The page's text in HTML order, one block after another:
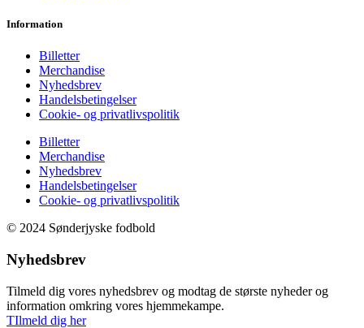
Information
Billetter
Merchandise
Nyhedsbrev
Handelsbetingelser
Cookie- og privatlivspolitik
Billetter
Merchandise
Nyhedsbrev
Handelsbetingelser
Cookie- og privatlivspolitik
© 2024 Sønderjyske fodbold
Nyhedsbrev
Tilmeld dig vores nyhedsbrev og modtag de største nyheder og
information omkring vores hjemmekampe.
TIlmeld dig her